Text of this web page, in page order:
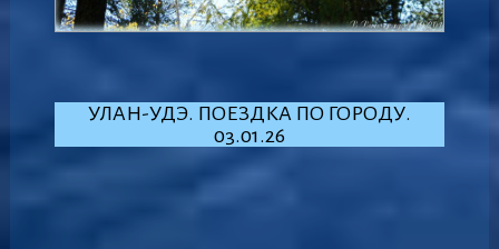
УЛАН-УДЭ. ПОЕЗДКА ПО ГОРОДУ.
03.01.26